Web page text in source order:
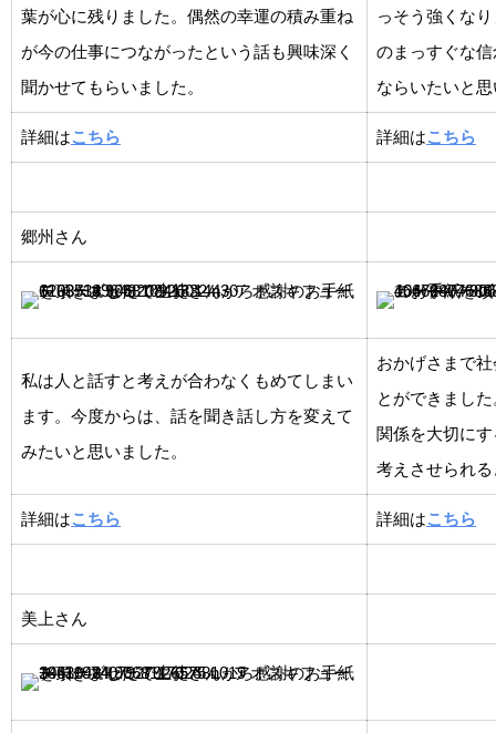
葉が心に残りました。偶然の幸運の積み重ね
が今の仕事につながったという話も興味深く
聞かせてもらいました。
っそう強くな
のまっすぐな
ならいたいと
詳細はこちら 詳細はこちら
郷州さん
私は人と話すと考えが合わなくもめてしまい
ます。今度からは、話を聞き話し方を変えて
みたいと思いました。
おかげさまで
とができまし
関係を大切に
考えさせられ
詳細はこちら 詳細はこちら
美上さん